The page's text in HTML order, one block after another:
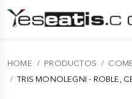
HOME PRODUCTOS
TRIS MONOLEGNI - ROBLE,